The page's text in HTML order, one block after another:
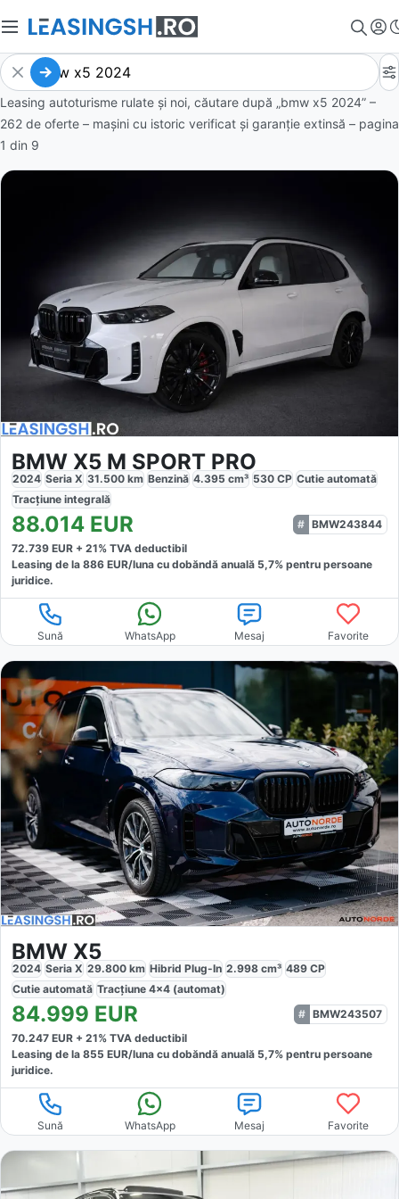
Leasing autoturisme rulate și noi, căutare după „bmw x5 2024” –
262 de oferte – mașini cu istoric verificat și garanție extinsă – pagina
1 din 9
BMW X5 M SPORT PRO
2024 Seria X 31.500 km Benzină 4.395 cm³ 530 CP Cutie automată
Tracțiune integrală
88.014 EUR
BMW243844
72.739 EUR + 21% TVA deductibil
Leasing de la 886 EUR/luna cu dobăndă anuală 5,7% pentru persoane
juridice.
Sună WhatsApp Mesaj Favorite
BMW X5
2024 Seria X 29.800 km Hibrid Plug-In 2.998 cm³ 489 CP
Cutie automată Tracțiune 4x4 (automat)
84.999 EUR
BMW243507
70.247 EUR + 21% TVA deductibil
Leasing de la 855 EUR/luna cu dobăndă anuală 5,7% pentru persoane
juridice.
Sună WhatsApp Mesaj Favorite